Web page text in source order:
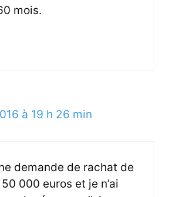
mois.
à 19 h 26 min
demande de rachat de
000 euros et je n’ai